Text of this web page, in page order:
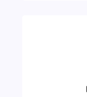
memahami
dan